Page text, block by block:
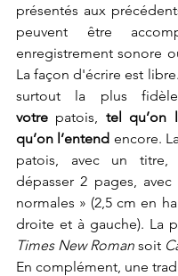
présentés aux
peuvent être
enregistrement sonore
La façon d'écrire est
votre patois, tel qu’on
qu’on l’entend encore.
patois, avec un
dépasser 2 pages,
normales » (2,5 cm en
Times New Roman soit
En complément, une